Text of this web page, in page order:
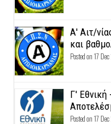
Α' Αιτ/
και
Posted on 17
Γ' Εθνική
Posted on 17